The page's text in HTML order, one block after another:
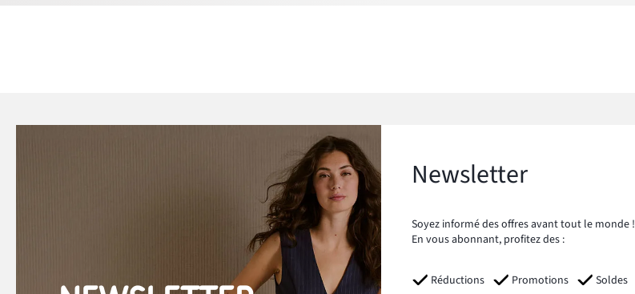
Newsletter
Soyez informé des offres avant tout le monde !
En vous abonnant, profitez des :
Réductions Promotions Soldes